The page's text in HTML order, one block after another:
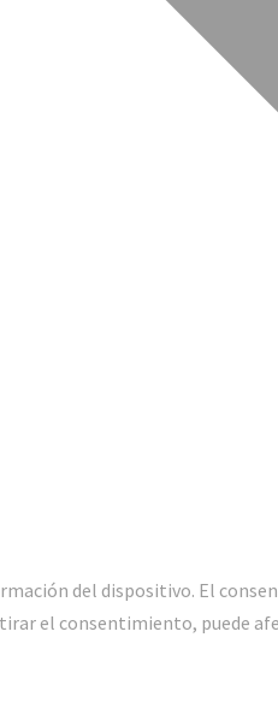
del dispositivo. El
el consentimiento, puede